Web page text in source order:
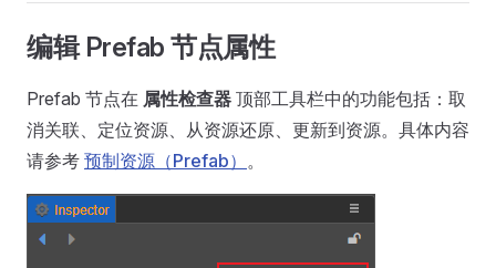
编辑 Prefab 节点属性
Prefab 节点在 属性检查器 顶部工具栏中的功能包括：取
消关联、定位资源、从资源还原、更新到资源。具体内容
请参考 预制资源（Prefab） 。